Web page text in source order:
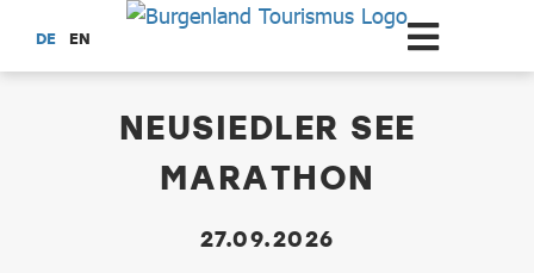
Zum Hauptinhalt springen
DE EN
NEUSIEDLER SEE
MARATHON
27.09.2026